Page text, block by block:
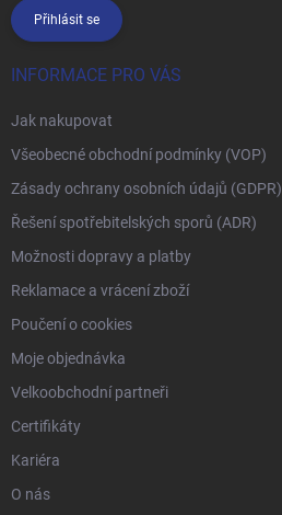
Přihlásit se
INFORMACE PRO VÁS
Jak nakupovat
Všeobecné obchodní podmínky (VOP)
Zásady ochrany osobních údajů (GDPR)
Řešení spotřebitelských sporů (ADR)
Možnosti dopravy a platby
Reklamace a vrácení zboží
Poučení o cookies
Moje objednávka
Velkoobchodní partneři
Certifikáty
Kariéra
O nás